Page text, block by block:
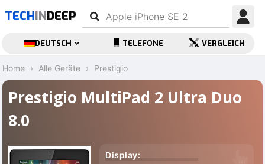
TECHINDEEP
DEUTSCH TELEFONE VERGLEICH
Home Alle Geräte Prestigio
Prestigio MultiPad 2 Ultra Duo
8.0
Display: